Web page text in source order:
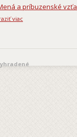
a príbuzenské
viac